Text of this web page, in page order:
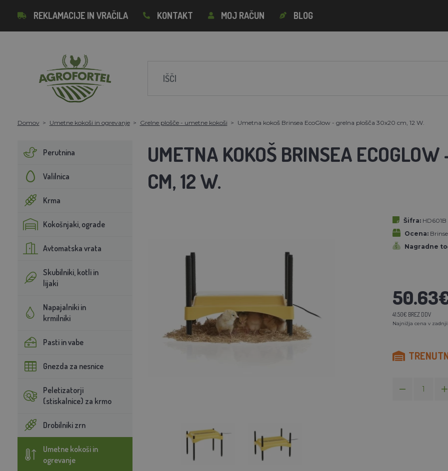
REKLAMACIJE IN VRAČILA KONTAKT MOJ RAČUN BLOG
Domov Umetne kokoši in ogrevanje Grelne plošče - umetne kokoši Umetna kokoš Brinsea EcoGlow - grelna plošča 30x20 cm, 12 W.
Perutnina
Valilnica
Krma
Kokošnjaki, ograde
Avtomatska vrata
Skubilniki, kotli in
lijaki
Napajalniki in
krmilniki
Pasti in vabe
Gnezda za nesnice
Peletizatorji
(stiskalnice) za krmo
Drobilniki zrn
Umetne kokoši in
ogrevanje
UMETNA KOKOŠ BRINSEA
CM, 12 W.
Šifra: HD601B
Ocena:
Nagradne
41.50€ BREZ DDV
Najnižja cena v